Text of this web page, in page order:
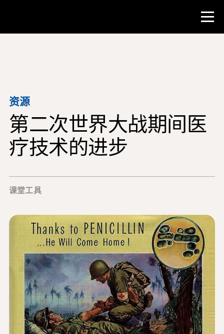
教师资源
课堂工具
培训班
研究所
教学研究技能
为 NHD 学生提供建议
新闻与事件
关于 NHD®
参与其中
资源
第二次世界大战期间医
疗技术的进步
课堂工具